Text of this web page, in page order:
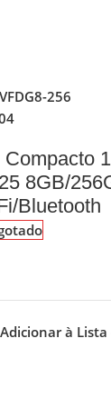
256
8GB/
Bluetooth
Adicionar à Lista